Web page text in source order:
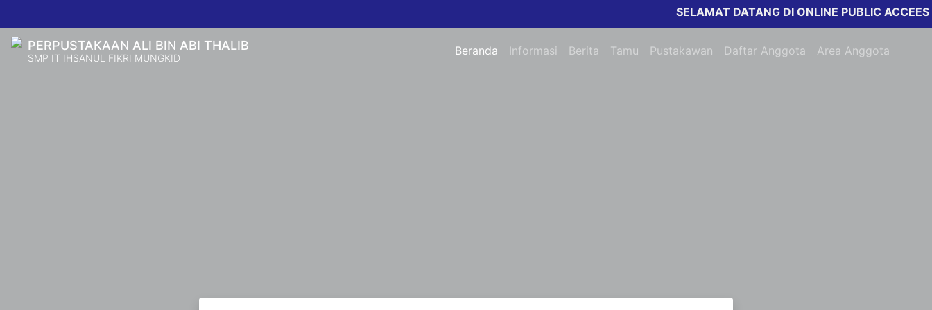
SELAMAT DATANG DI ONLINE PUBLIC ACCEESS
PERPUSTAKAAN ALI BIN ABI THALIB
SMP IT IHSANUL FIKRI MUNGKID Beranda Informasi Berita Tamu Pustakawan Daftar Anggota Area Anggota